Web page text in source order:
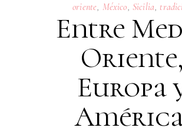
oriente México Sicilia
Entre
Oriente,
Europa